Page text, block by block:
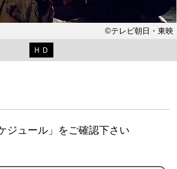
©テレビ朝日・東映
ＨＤ
ジュール」をご確認下さい